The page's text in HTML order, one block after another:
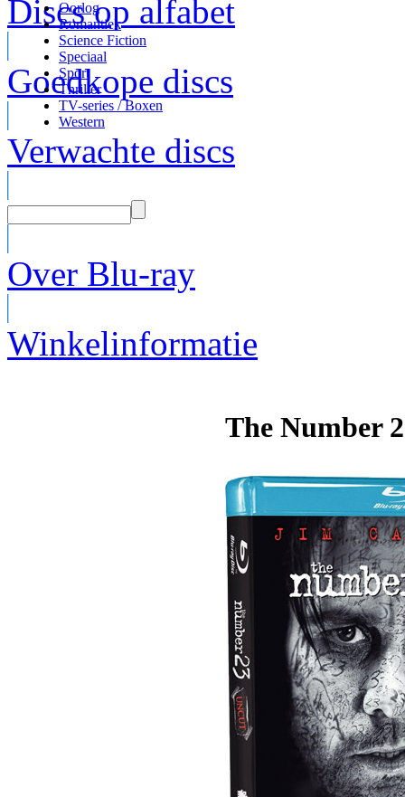
Discs op alfabet
Goedkope discs
Verwachte discs
Over Blu-ray
Winkelinformatie
Oorlog
Romantiek
Science Fiction
Speciaal
Sport
Thriller
TV-series / Boxen
Western
The Number